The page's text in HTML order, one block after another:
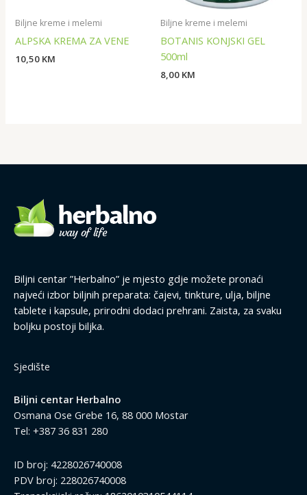
Biljne kreme i melemi
ALPSKA KREMA ZA VENE
10,50 KM
Biljne kreme i melemi
BOTANIS KONJSKI GEL
500ml
8,00 KM
Biljni centar ”Herbalno” je mjesto gdje možete pronaći
najveći izbor biljnih preparata: čajevi, tinkture, ulja, biljne
tablete i kapsule, prirodni dodaci prehrani. Zaista, za svaku
boljku postoji biljka.
Sjedište
Biljni centar Herbalno
Osmana Ose Grebe 16, 88 000 Mostar
Tel: +387 36 831 280
ID broj: 4228026740008
PDV broj: 228026740008